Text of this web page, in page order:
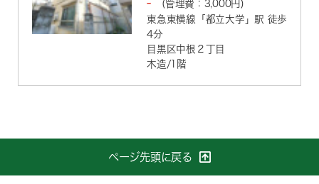
-
(管理費：3,000円)
東急東横線「 都立大学 」駅 徒歩
4分
目黒区中根２丁目
木造/1階
ページ先頭に戻る